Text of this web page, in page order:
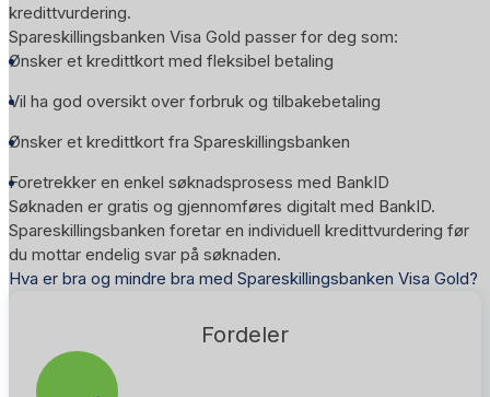
kredittvurdering.
Spareskillingsbanken Visa Gold passer for deg som:
Ønsker et kredittkort med fleksibel betaling
Vil ha god oversikt over forbruk og tilbakebetaling
Ønsker et kredittkort fra Spareskillingsbanken
Foretrekker en enkel søknadsprosess med BankID
Søknaden er gratis og gjennomføres digitalt med BankID.
Spareskillingsbanken foretar en individuell kredittvurdering før
du mottar endelig svar på søknaden.
Hva er bra og mindre bra med Spareskillingsbanken Visa Gold?
Fordeler